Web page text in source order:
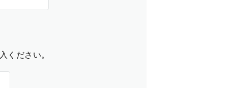
ください。